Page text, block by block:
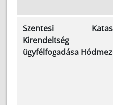
Szentesi
Kirendeltség
ügyfélfogadása